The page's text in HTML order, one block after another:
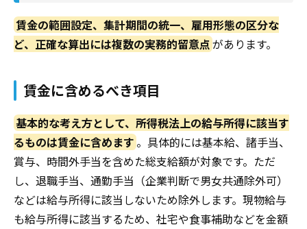
賃金の範囲設定、集計期間の統一、雇用形態の区分な
ど、正確な算出には複数の実務的留意点があります。
賃金に含めるべき項目
基本的な考え方として、所得税法上の給与所得に該当す
るものは賃金に含めます 。具体的には基本給、諸手当、
賞与、時間外手当を含めた総支給額が対象です。ただ
し、退職手当、通勤手当（企業判断で男女共通除外可）
などは給与所得に該当しないため除外します。現物給与
も給与所得に該当するため、社宅や食事補助などを金額